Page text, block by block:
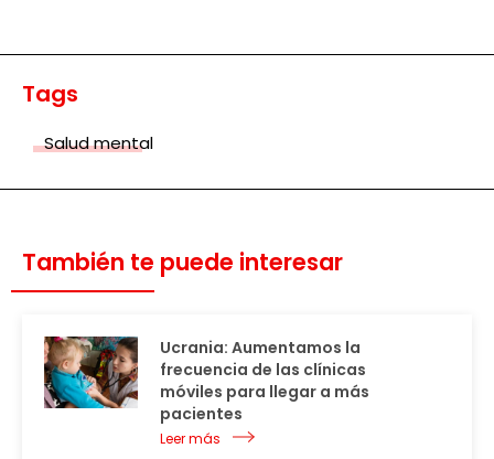
Tags
Salud mental
También te puede interesar
Ucrania: Aumentamos la
frecuencia de las clínicas
móviles para llegar a más
pacientes
Leer más